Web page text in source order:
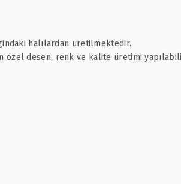
halılardan üretilmektedir.
özel desen, renk ve kalite üretimi